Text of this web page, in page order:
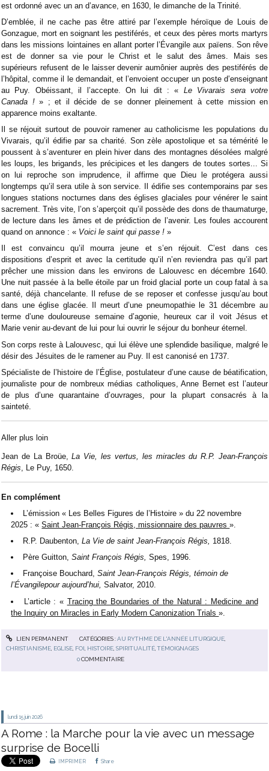
est ordonné avec un an d’avance, en 1630, le dimanche de la Trinité.
D’emblée, il ne cache pas être attiré par l’exemple héroïque de Louis de
Gonzague, mort en soignant les pestiférés, et ceux des pères morts martyrs
dans les missions lointaines en allant porter l’Évangile aux païens. Son rêve
est de donner sa vie pour le Christ et le salut des âmes. Mais ses
supérieurs refusent de le laisser devenir aumônier auprès des pestiférés de
l’hôpital, comme il le demandait, et l’envoient occuper un poste d’enseignant
au Puy. Obéissant, il l’accepte. On lui dit : « Le Vivarais sera votre
Canada ! » ; et il décide de se donner pleinement à cette mission en
apparence moins exaltante.
Il se réjouit surtout de pouvoir ramener au catholicisme les populations du
Vivarais, qu’il édifie par sa charité. Son zèle apostolique et sa témérité le
poussent à s’aventurer en plein hiver dans des montagnes désolées malgré
les loups, les brigands, les précipices et les dangers de toutes sortes... Si
on lui reproche son imprudence, il affirme que Dieu le protégera aussi
longtemps qu’il sera utile à son service. Il édifie ses contemporains par ses
longues stations nocturnes dans des églises glaciales pour vénérer le saint
sacrement. Très vite, l’on s’aperçoit qu’il possède des dons de thaumaturge,
de lecture dans les âmes et de prédiction de l’avenir. Les foules accourent
quand on annonce : « Voici le saint qui passe ! »
Il est convaincu qu’il mourra jeune et s’en réjouit. C’est dans ces
dispositions d’esprit et avec la certitude qu’il n’en reviendra pas qu’il part
prêcher une mission dans les environs de Lalouvesc en décembre 1640.
Une nuit passée à la belle étoile par un froid glacial porte un coup fatal à sa
santé, déjà chancelante. Il refuse de se reposer et confesse jusqu’au bout
dans une église glacée. Il meurt d’une pneumopathie le 31 décembre au
terme d’une douloureuse semaine d’agonie, heureux car il voit Jésus et
Marie venir au-devant de lui pour lui ouvrir le séjour du bonheur éternel.
Son corps reste à Lalouvesc, qui lui élève une splendide basilique, malgré le
désir des Jésuites de le ramener au Puy. Il est canonisé en 1737.
Spécialiste de l’histoire de l’Église, postulateur d’une cause de béatification,
journaliste pour de nombreux médias catholiques, Anne Bernet est l’auteur
de plus d’une quarantaine d’ouvrages, pour la plupart consacrés à la
sainteté.
Aller plus loin
Jean de La Broüe, La Vie, les vertus, les miracles du R.P. Jean-François
Régis , Le Puy, 1650.
En complément
L’émission « Les Belles Figures de l’Histoire » du 22 novembre
2025 : «Saint Jean-François Régis, missionnaire des pauvres».
R.P. Daubenton,La Vie de saint Jean-François Régis, 1818.
Père Guitton,Saint François Régis,Spes, 1996.
Françoise Bouchard,Saint Jean-François Régis, témoin de
l’Évangilepour aujourd’hui,Salvator, 2010.
L’article : « Tracing the Boundaries of the Natural : Medicine and
the Inquiry on Miracles in Early Modern Canonization Trials».
LIEN PERMANENT CATÉGORIES :AU RYTHME DE L'ANNÉE LITURGIQUE,
CHRISTIANISME EGLISE FOI HISTOIRE ,SPIRITUALITÉ ,TÉMOIGNAGES
0 COMMENTAIRE
lundi 15 juin 2026
A Rome : la Marche pour la vie avec un message
surprise de Bocelli
IMPRIMER Share